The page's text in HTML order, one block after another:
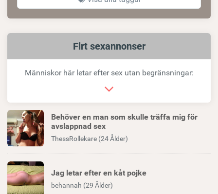
Relaterad
länk
Flrt sexannonser
Människor här letar efter sex utan begränsningar:
Behöver en man som skulle träffa mig för
avslappnad sex
ThessRollekare (24 Ålder)
Jag letar efter en kåt pojke
behannah (29 Ålder)